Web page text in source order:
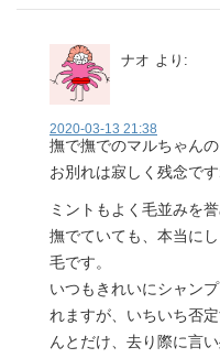
ナオ より:
2020-03-13 21:38
撫で撫でのマルちゃんの
お別れは寂しく残念です
ミントもよく毛並みを誉
撫でていても、本当に
毛です。
いつもきれいにシャン
れますが、いちいち否
んとだけ、去り際に言い